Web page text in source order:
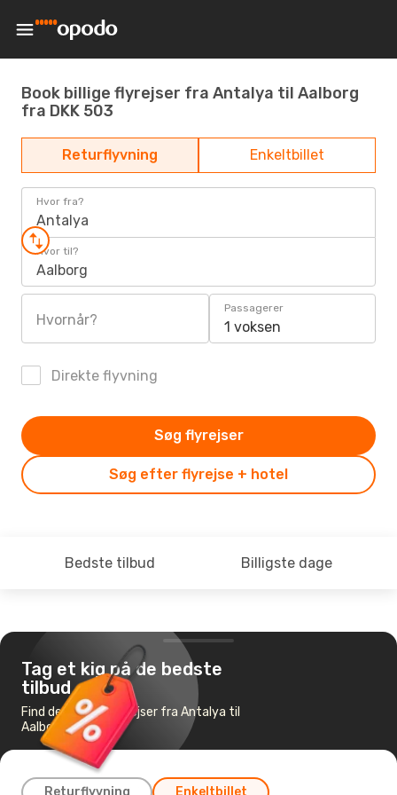
Book billige flyrejser fra Antalya til Aalborg
fra DKK 503
Returflyvning Enkeltbillet
Hvor fra?
Antalya
Hvor til?
Aalborg
Hvornår?
Passagerer
1 voksen
Direkte flyvning
Søg efter flyrejse + hotel
Søg flyrejser
Bedste tilbud Billigste dage
Tag et kig på de bedste
tilbud
Find de billigste flyrejser fra Antalya til
Aalborg
Returflyvning Enkeltbillet